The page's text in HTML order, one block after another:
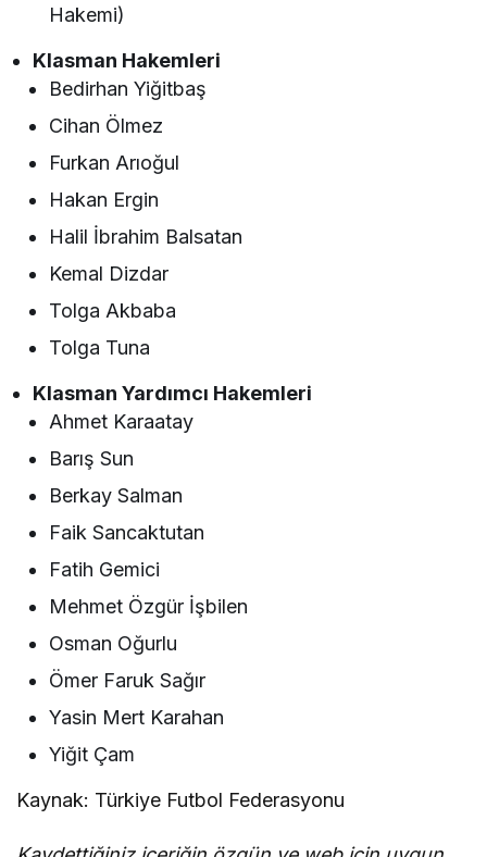
Hakemi)
Klasman Hakemleri
Bedirhan Yiğitbaş
Cihan Ölmez
Furkan Arıoğul
Hakan Ergin
Halil İbrahim Balsatan
Kemal Dizdar
Tolga Akbaba
Tolga Tuna
Klasman Yardımcı Hakemleri
Ahmet Karaatay
Barış Sun
Berkay Salman
Faik Sancaktutan
Fatih Gemici
Mehmet Özgür İşbilen
Osman Oğurlu
Ömer Faruk Sağır
Yasin Mert Karahan
Yiğit Çam
Kaynak: Türkiye Futbol Federasyonu